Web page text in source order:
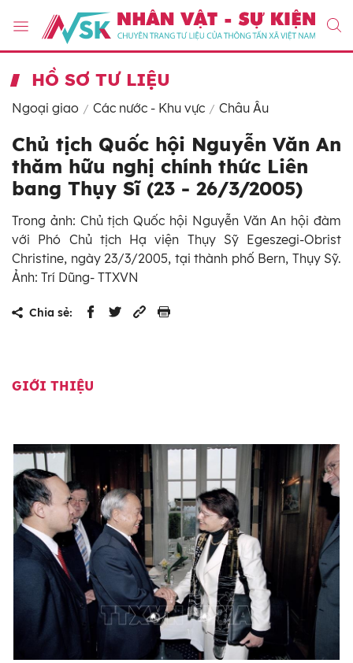
HỒ SƠ TƯ LIỆU
Ngoại giao Các nước - Khu vực Châu Âu
Chủ tịch Quốc hội Nguyễn Văn An
thăm hữu nghị chính thức Liên
bang Thụy Sĩ (23 - 26/3/2005)
Trong ảnh: Chủ tịch Quốc hội Nguyễn Văn An hội đàm
với Phó Chủ tịch Hạ viện Thụy Sỹ Egeszegi-Obrist
Christine, ngày 23/3/2005, tại thành phố Bern, Thụy Sỹ.
Ảnh: Trí Dũng- TTXVN
Chia sẻ:
GIỚI THIỆU